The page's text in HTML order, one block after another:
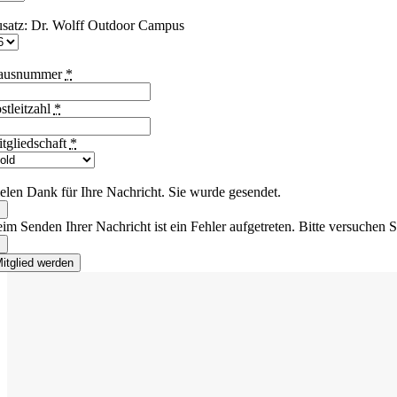
Dr. Wolff Outdoor Campus
*
*
*
Dank für Ihre Nachricht. Sie wurde gesendet.
Senden Ihrer Nachricht ist ein Fehler aufgetreten. Bitte versuchen
werden